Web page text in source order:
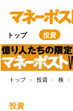
トップ 投資
トップ 投資 株
投資